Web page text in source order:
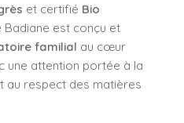
et certifié Bio
est conçu et
familial au cœur
une attention portée à la
au respect des matières